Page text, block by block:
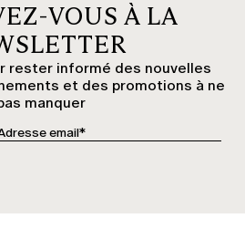
VOUS À LA
rester informé des nouvelles
et des promotions à ne
manquer